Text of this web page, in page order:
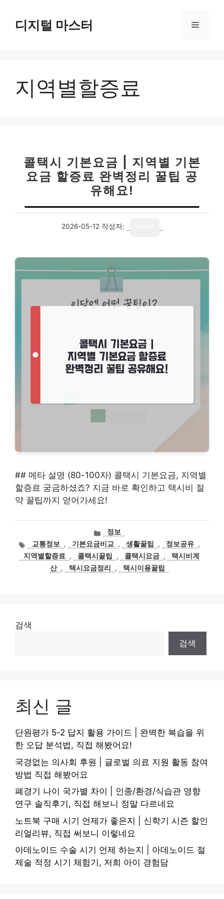
디지털 마스터 메
지역별할증료
콜택시 기본요금 | 지역별 기본
요금 할증료 완벽정리 꿀팁 공
유해요!
2026-05-12 작성자:
## 메타 설명 (80-100자) 콜택시 기본요금, 지역별
할증료 궁금하셨죠? 지금 바로 확인하고 택시비 절
약 꿀팁까지 얻어가세요!
카
테
고
리
정보
태
그
교통정보 , 기본요금비교 , 생활꿀팁 , 정보공유 ,
지역별할증료
, 콜택시꿀팁 , 콜택시요금 ,
택시비계
산 , 택시요금정리 , 택시이용꿀팁
검색
검색
최신 글
단원평가 5-2 답지 활용 가이드 | 완벽한 복습을 위
한 오답 분석법, 직접 해봤어요!
국경없는 의사회 후원 | 글로벌 의료 지원 활동 참여
방법 직접 해봤어요
폐경기 나이 국가별 차이 | 인종/환경/식습관 영향
연구 솔직후기, 직접 해보니 정말 다르네요
노트북 구매 시기 언제가 좋은지 | 신학기 시즌 할인
리얼리뷰, 직접 써보니 이렇네요
아데노이드 수술 시기 언제 하는지 | 아데노이드 절
제술 적정 시기 체험기, 저희 아이 경험담